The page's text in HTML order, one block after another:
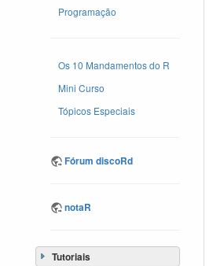
Programação
Os 10 Mandamentos do R
Mini Curso
Tópicos Especiais
Fórum discoRd
notaR
Tutoriais